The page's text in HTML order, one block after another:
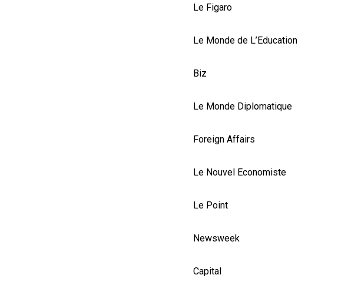
Le Figaro
Le Monde de L’Education
Biz
Le Monde Diplomatique
Foreign Affairs
Le Nouvel Economiste
Le Point
Newsweek
Capital